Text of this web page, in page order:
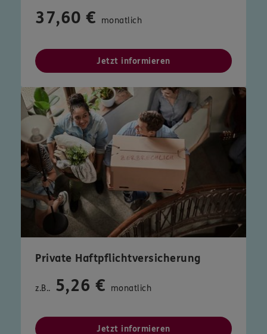
37,60 € monatlich
Jetzt informieren
Private Haftpflichtversicherung
z.B.. 5,26 € monatlich
Jetzt informieren